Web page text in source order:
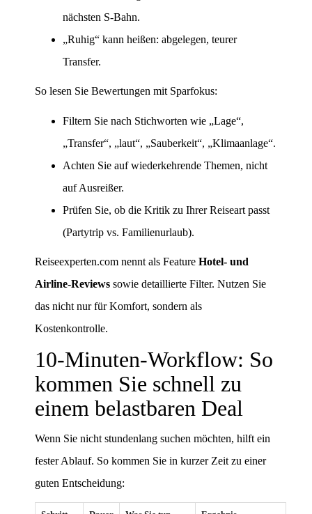
nächsten S-Bahn.
„Ruhig“ kann heißen: abgelegen, teurer
Transfer.
So lesen Sie Bewertungen mit Sparfokus:
Filtern Sie nach Stichworten wie „Lage“,
„Transfer“, „laut“, „Sauberkeit“, „Klimaanlage“.
Achten Sie auf wiederkehrende Themen, nicht
auf Ausreißer.
Prüfen Sie, ob die Kritik zu Ihrer Reiseart passt
(Partytrip vs. Familienurlaub).
Reiseexperten.com nennt als Feature Hotel- und
Airline-Reviews sowie detaillierte Filter. Nutzen Sie
das nicht nur für Komfort, sondern als
Kostenkontrolle.
10-Minuten-Workflow: So
kommen Sie schnell zu
einem belastbaren Deal
Wenn Sie nicht stundenlang suchen möchten, hilft ein
fester Ablauf. So kommen Sie in kurzer Zeit zu einer
guten Entscheidung: